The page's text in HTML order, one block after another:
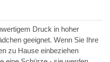
Druck in hoher
geeignet. Wenn Sie Ihre
zu Hause einbeziehen